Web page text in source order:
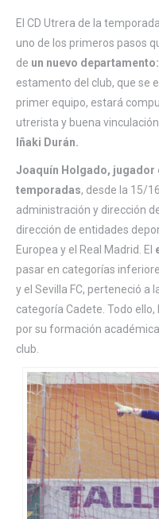
El CD Utrera de la
uno de los primeros pasos
de un nuevo
estamento del club, que se
primer equipo, estará
utrerista y buena
Iñaki Durán.
Joaquín Holgado, jugador
temporadas, desde la 15/
administración y dirección
dirección de entidades
Europea y el Real Madrid. El
pasar en categorías
y el Sevilla FC, perteneció a
categoría Cadete. Todo
por su formación
club.